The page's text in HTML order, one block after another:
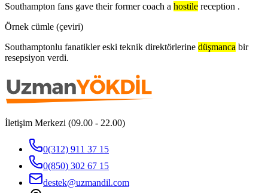
Southampton fans gave their former coach a hostile reception .
Örnek cümle (çeviri)
Southamptonlu fanatikler eski teknik direktörlerine düşmanca bir
resepsiyon verdi.
İletişim Merkezi (09.00 - 22.00)
0(312) 911 37 15
0(850) 302 67 15
destek@uzmandil.com